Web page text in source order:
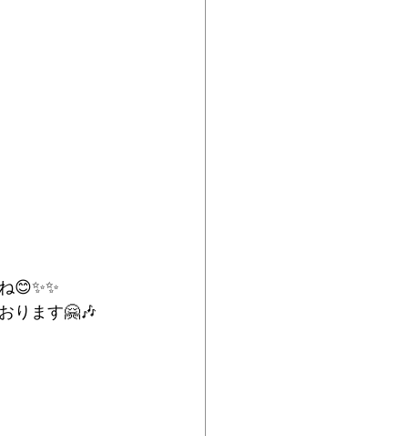
😊✨✨
ります🤗🎶